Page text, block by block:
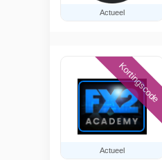
Actueel
Actueel
Kortingscode